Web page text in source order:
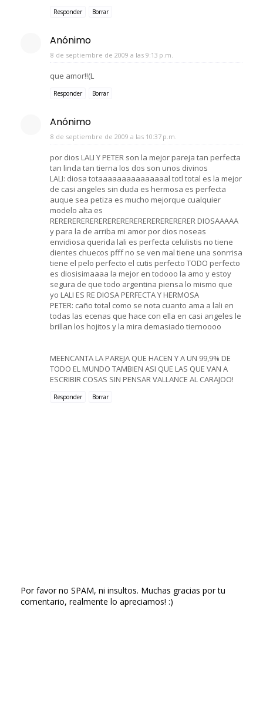
Responder Borrar
Anónimo
8 de septiembre de 2009 a las 9:13 p.m.
que amor!!(L
Responder Borrar
Anónimo
8 de septiembre de 2009 a las 10:37 p.m.
por dios LALI Y PETER son la mejor pareja tan perfecta
tan linda tan tierna los dos son unos divinos
LALI: diosa totaaaaaaaaaaaaaaal totl total es la mejor
de casi angeles sin duda es hermosa es perfecta
auque sea petiza es mucho mejorque cualquier
modelo alta es
RERERERERERERERERERERERERERERERER DIOSAAAAA
y para la de arriba mi amor por dios noseas
envidiosa querida lali es perfecta celulistis no tiene
dientes chuecos pfff no se ven mal tiene una sonrrisa
tiene el pelo perfecto el cutis perfecto TODO perfecto
es diosisimaaaa la mejor en todooo la amo y estoy
segura de que todo argentina piensa lo mismo que
yo LALI ES RE DIOSA PERFECTA Y HERMOSA
PETER: caño total como se nota cuanto ama a lali en
todas las ecenas que hace con ella en casi angeles le
brillan los hojitos y la mira demasiado tiernoooo
MEENCANTA LA PAREJA QUE HACEN Y A UN 99,9% DE
TODO EL MUNDO TAMBIEN ASI QUE LAS QUE VAN A
ESCRIBIR COSAS SIN PENSAR VALLANCE AL CARAJOO!
Responder Borrar
Por favor no SPAM, ni insultos. Muchas gracias por tu
comentario, realmente lo apreciamos! :)